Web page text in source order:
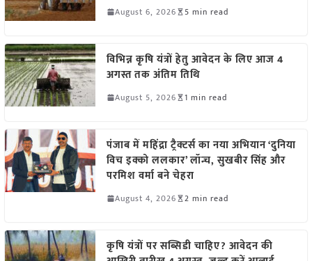
August 6, 2026 5 min read
विभिन्न कृषि यंत्रों हेतु आवेदन के लिए आज 4
अगस्त तक अंतिम तिथि
August 5, 2026 1 min read
पंजाब में महिंद्रा ट्रैक्टर्स का नया अभियान ‘दुनिया
विच इक्को ललकार’ लॉन्च, सुखबीर सिंह और
परमिश वर्मा बने चेहरा
August 4, 2026 2 min read
कृषि यंत्रों पर सब्सिडी चाहिए? आवेदन की